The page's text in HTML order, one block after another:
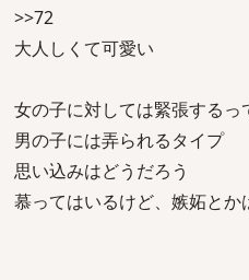
>>72
大人しくて可愛い
女の子に対しては緊張するっ
男の子には弄られるタイプ
思い込みはどうだろう
慕ってはいるけど、嫉妬と